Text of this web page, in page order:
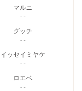
マルニ
- -
グッチ
- -
イッセイミヤケ
- -
ロエベ
- -